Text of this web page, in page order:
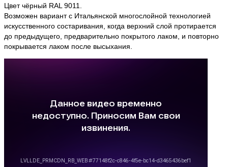
Цвет чёрный RAL 9011.
Возможен вариант с Итальянской многослойной технологией
искусственного состаривания, когда верхний слой протирается
до предыдущего, предварительно покрытого лаком, и повторно
покрывается лаком после высыхания.